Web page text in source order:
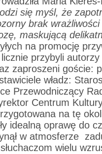
się myśl, że
brak wrażliwości
maskującą
na promocję
przybyli
zaproszeni goście:
władz:
Przewodniczący
Centrum
na tę
idealną oprawę do
w atmosferze
wielu